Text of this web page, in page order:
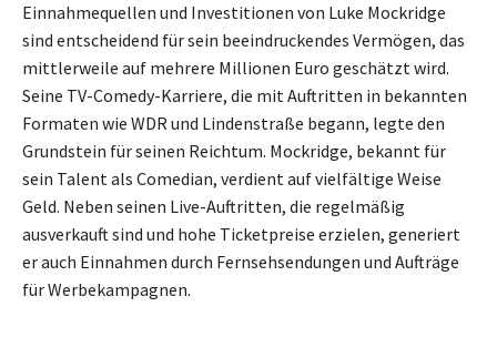
Einnahmequellen und Investitionen von Luke Mockridge
sind entscheidend für sein beeindruckendes Vermögen, das
mittlerweile auf mehrere Millionen Euro geschätzt wird.
Seine TV-Comedy-Karriere, die mit Auftritten in bekannten
Formaten wie WDR und Lindenstraße begann, legte den
Grundstein für seinen Reichtum. Mockridge, bekannt für
sein Talent als Comedian, verdient auf vielfältige Weise
Geld. Neben seinen Live-Auftritten, die regelmäßig
ausverkauft sind und hohe Ticketpreise erzielen, generiert
er auch Einnahmen durch Fernsehsendungen und Aufträge
für Werbekampagnen.